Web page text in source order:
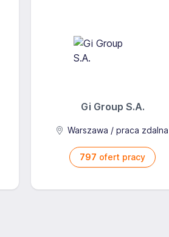
Gi Group S.A.
Warszawa / praca zdalna
797 ofert pracy